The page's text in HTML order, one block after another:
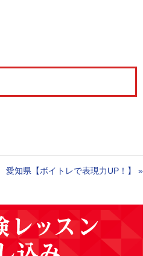
愛知県【ボイトレで表現力UP！】 »